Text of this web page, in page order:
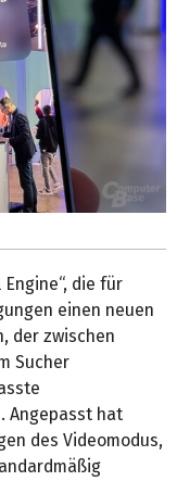
die für
einen neuen
der zwischen
Sucher
Angepasst hat
des Videomodus,